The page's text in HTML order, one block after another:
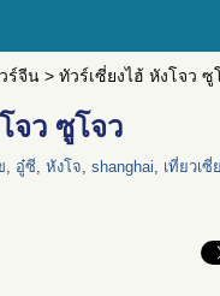
ร์จีน> ทัวร์เซี่ยงไฮ้ หังโจว ซู
จว ซูโจว
, อู๋ซี, หังโจ, shanghai, เที่ยวเซี่